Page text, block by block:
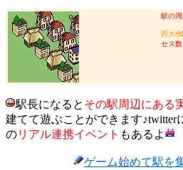
駅の
西大橋
セス数
駅長になると その駅周辺にある
建てて遊ぶことができます♪twitter
のリアル連携イベント もあるよ
ゲーム始めて駅を